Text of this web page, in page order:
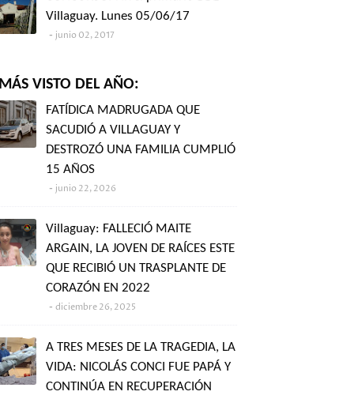
Villaguay. Lunes 05/06/17
junio 02, 2017
VISTO DEL AÑO:
FATÍDICA MADRUGADA QUE
SACUDIÓ A VILLAGUAY Y
DESTROZÓ UNA FAMILIA CUMPLIÓ
15 AÑOS
junio 22, 2026
Villaguay: FALLECIÓ MAITE
ARGAIN, LA JOVEN DE RAÍCES ESTE
QUE RECIBIÓ UN TRASPLANTE DE
CORAZÓN EN 2022
diciembre 26, 2025
A TRES MESES DE LA TRAGEDIA, LA
VIDA: NICOLÁS CONCI FUE PAPÁ Y
CONTINÚA EN RECUPERACIÓN